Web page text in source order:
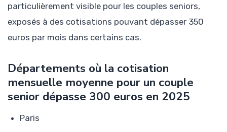
particulièrement visible pour les couples seniors,
exposés à des cotisations pouvant dépasser 350
euros par mois dans certains cas.
Départements où la cotisation
mensuelle moyenne pour un couple
senior dépasse 300 euros en 2025
Paris